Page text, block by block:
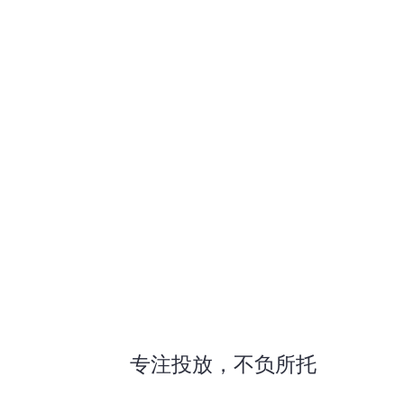
专注投放，不负所托